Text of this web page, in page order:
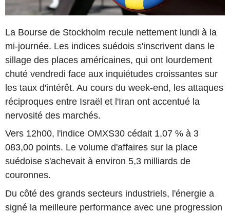
La Bourse de Stockholm recule nettement lundi à la
mi-journée. Les indices suédois s'inscrivent dans le
sillage des places américaines, qui ont lourdement
chuté vendredi face aux inquiétudes croissantes sur
les taux d'intérêt. Au cours du week-end, les attaques
réciproques entre Israël et l'Iran ont accentué la
nervosité des marchés.
Vers 12h00, l'indice OMXS30 cédait 1,07 % à 3
083,00 points. Le volume d'affaires sur la place
suédoise s'achevait à environ 5,3 milliards de
couronnes.
Du côté des grands secteurs industriels, l'énergie a
signé la meilleure performance avec une progression